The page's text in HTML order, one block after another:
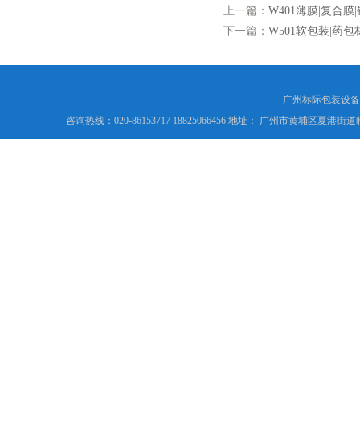
上一篇： W401薄膜|复合膜
下一篇： W501软包装|药包
广州标际包装设
咨询热线：020-86153717 18825066456 地址： 广州市黄埔区夏港街